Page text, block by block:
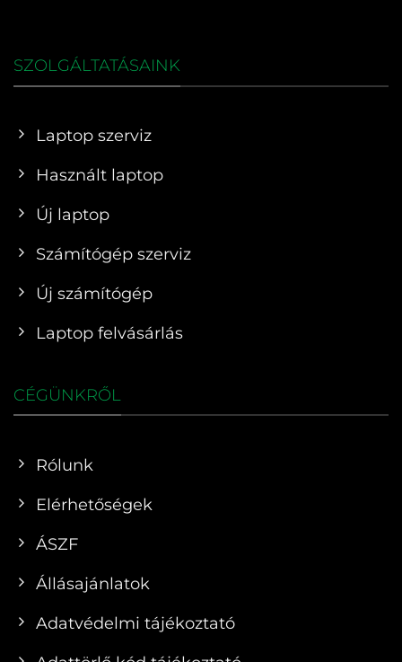
SZOLGÁLTATÁSAINK
Laptop szerviz
Használt laptop
Új laptop
Számítógép szerviz
Új számítógép
Laptop felvásárlás
CÉGÜNKRŐL
Rólunk
Elérhetőségek
ÁSZF
Állásajánlatok
Adatvédelmi tájékoztató